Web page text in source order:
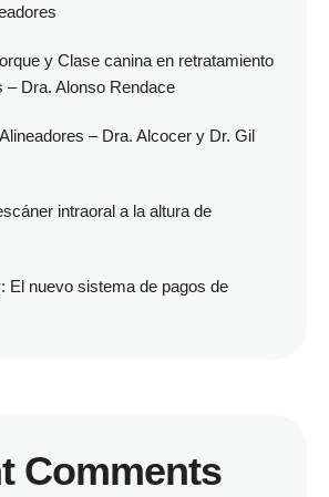
y Clase canina en retratamiento
– Dra. Alonso Rendace
– Dra. Alcocer y Dr. Gil
intraoral a la altura de
El nuevo sistema de pagos de
Comments